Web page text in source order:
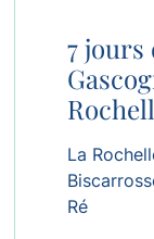
7 jours
La
Ré